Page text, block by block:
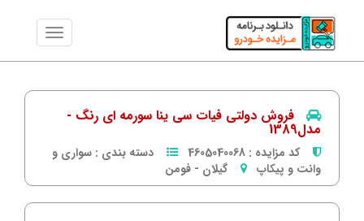
فروش دولتی فیات سی ینا سورمه ای رنگ -
مدل1389
کد مزایده : 4605040068 دسته بندی : سواری و
وانت و پیکاپ
گیلان - فومن